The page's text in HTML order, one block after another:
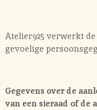
Atelier925 verwerkt
gevoelige
Gegevens over de
van een sieraad of de